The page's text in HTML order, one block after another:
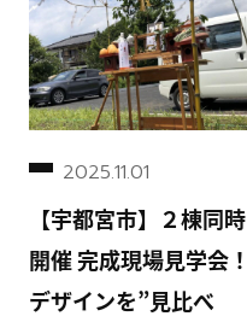
【宇都宮市】２棟同時
開催 完成現場見学会！
デザインを”見比べ
2025.11.01